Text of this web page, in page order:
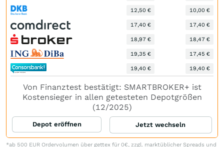
12,50 € 10,00 €
17,40 € 17,40 €
18,97 € 18,47 €
19,35 € 17,45 €
19,40 € 19,40 €
Von Finanztest bestätigt: SMARTBROKER+ ist
Kostensieger in allen getesteten Depotgrößen
(12/2025)
Depot eröffnen Jetzt wechseln
*ab 500 EUR Ordervolumen über gettex für 0€, zzgl. marktüblicher Spreads und